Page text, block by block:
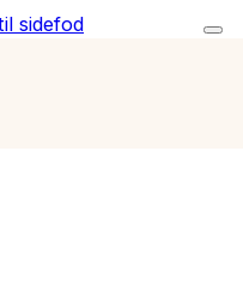
sidefod